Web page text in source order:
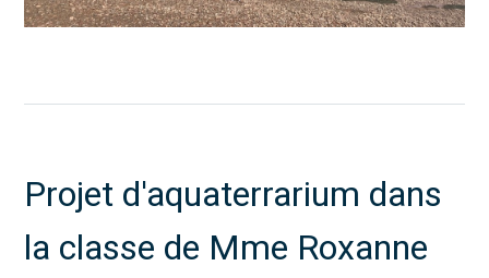
Projet d'aquaterrarium dans
la classe de Mme Roxanne